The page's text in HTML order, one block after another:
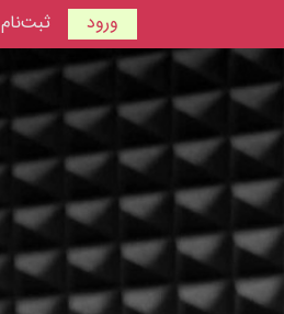
ورود ثبت‌نام